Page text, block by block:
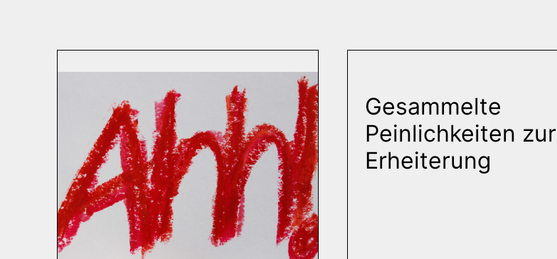
Gesammelte
Peinlichkeiten zur
Erheiterung